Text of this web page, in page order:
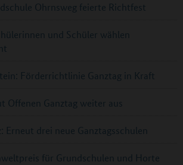
Ohrnsweg feierte Richtfest
und Schüler wählen
Förderrichtlinie Ganztag in Kraft
Offenen Ganztag weiter aus
Erneut drei neue Ganztagsschulen
für Grundschulen und Horte